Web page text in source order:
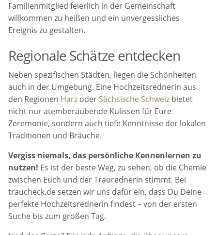
Familienmitglied feierlich in der Gemeinschaft
willkommen zu heißen und ein unvergessliches
Ereignis zu gestalten.
Regionale Schätze entdecken
Neben spezifischen Städten, liegen die Schönheiten
auch in der Umgebung. Eine Hochzeitsrednerin aus
den Regionen Harz oderSächsische Schweiz bietet
nicht nur atemberaubende Kulissen für Eure
Zeremonie, sondern auch tiefe Kenntnisse der lokalen
Traditionen und Bräuche.
Vergiss niemals, das persönliche Kennenlernen zu
nutzen! Es ist der beste Weg, zu sehen, ob die Chemie
zwischen Euch und der Traurednerin stimmt. Bei
traucheck.de setzen wir uns dafür ein, dass Du Deine
perfekte Hochzeitsrednerin findest – von der ersten
Suche bis zum großen Tag.